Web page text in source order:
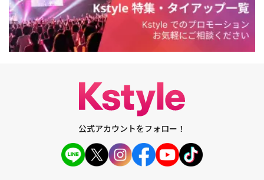
公式アカウントをフォロー！